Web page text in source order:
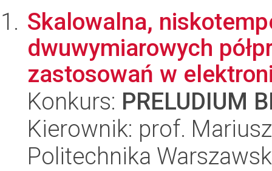
Skalowalna,
dwuwymiarowych
zastosowań w
Konkurs: PRELUDIUM
Kierownik: prof.
Politechnika